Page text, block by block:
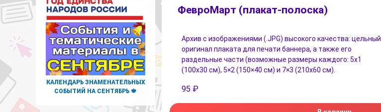
ФевроМарт (плакат-полоска)
Архив с изображениями (.JPG) высокого качества: цельный
оригинал плаката для печати баннера, а также его
раздельные части (возможные размеры каждого: 5х1
(100х30 см), 5×2 (150×40 см) и 7×3 (210х60 см).
95 ₽
КАЛЕНДАРЬ ЗНАМЕНАТЕЛЬНЫХ
СОБЫТИЙ НА СЕНТЯБРЬ 🍁